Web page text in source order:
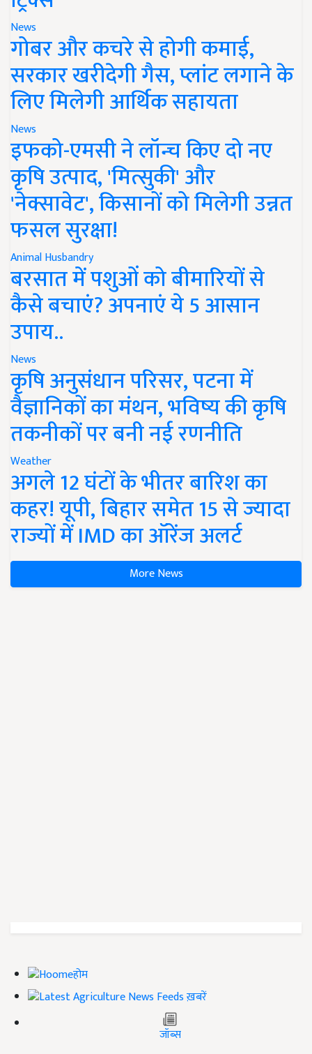
News
गोबर और कचरे से होगी कमाई,
सरकार खरीदेगी गैस, प्लांट लगाने के
लिए मिलेगी आर्थिक सहायता
News
इफको-एमसी ने लॉन्च किए दो नए
कृषि उत्पाद, 'मित्सुकी' और
'नेक्सावेट', किसानों को मिलेगी उन्नत
फसल सुरक्षा!
Animal Husbandry
बरसात में पशुओं को बीमारियों से
कैसे बचाएं? अपनाएं ये 5 आसान
उपाय..
News
कृषि अनुसंधान परिसर, पटना में
वैज्ञानिकों का मंथन, भविष्य की कृषि
तकनीकों पर बनी नई रणनीति
Weather
अगले 12 घंटों के भीतर बारिश का
कहर! यूपी, बिहार समेत 15 से ज्यादा
राज्यों में IMD का ऑरेंज अलर्ट
More News
होम
ख़बरें
जॉब्स